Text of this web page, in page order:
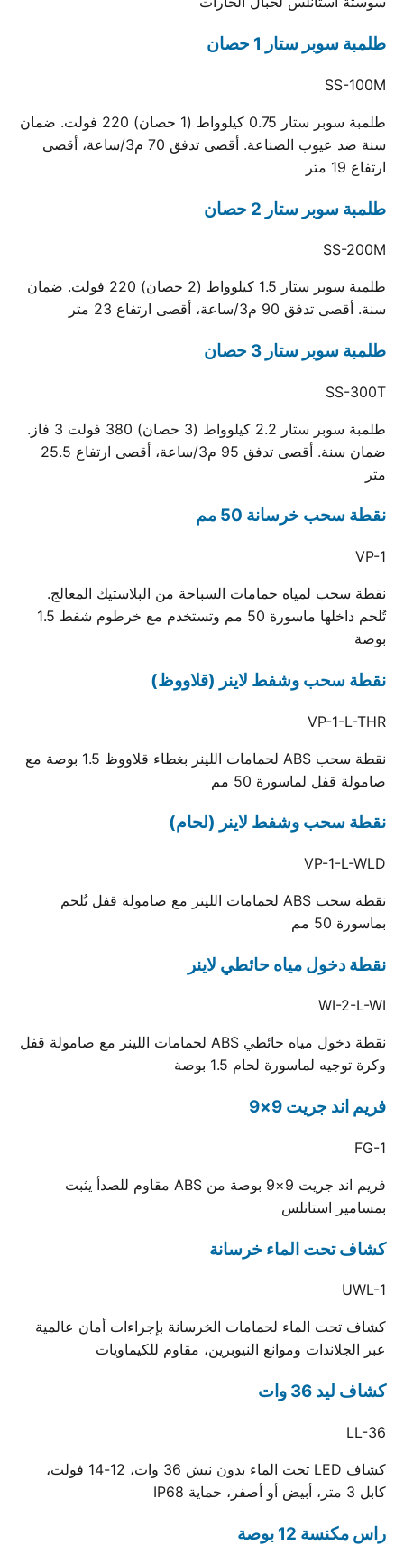
طلمبة سوبر ستار 1 حصان
SS-100M
طلمبة سوبر ستار 0.75 كيلوواط (1 حصان) 220 فولت. ضمان
سنة ضد عيوب الصناعة. أقصى تدفق 70 م3/ساعة، أقصى
ارتفاع 19 متر
طلمبة سوبر ستار 2 حصان
SS-200M
طلمبة سوبر ستار 1.5 كيلوواط (2 حصان) 220 فولت. ضمان
سنة. أقصى تدفق 90 م3/ساعة، أقصى ارتفاع 23 متر
طلمبة سوبر ستار 3 حصان
SS-300T
طلمبة سوبر ستار 2.2 كيلوواط (3 حصان) 380 فولت 3 فاز.
ضمان سنة. أقصى تدفق 95 م3/ساعة، أقصى ارتفاع 25.5
متر
نقطة سحب خرسانة 50 مم
VP-1
نقطة سحب لمياه حمامات السباحة من البلاستيك المعالج.
تُلحم داخلها ماسورة 50 مم وتستخدم مع خرطوم شفط 1.5
بوصة
نقطة سحب وشفط لاينر (قلاووظ)
VP-1-L-THR
نقطة سحب ABS لحمامات اللينر بغطاء قلاووظ 1.5 بوصة مع
صامولة قفل لماسورة 50 مم
نقطة سحب وشفط لاينر (لحام)
VP-1-L-WLD
نقطة سحب ABS لحمامات اللينر مع صامولة قفل تُلحم
بماسورة 50 مم
نقطة دخول مياه حائطي لاينر
WI-2-L-WI
نقطة دخول مياه حائطي ABS لحمامات اللينر مع صامولة قفل
وكرة توجيه لماسورة لحام 1.5 بوصة
فريم اند جريت 9×9
FG-1
فريم اند جريت 9×9 بوصة من ABS مقاوم للصدأ يثبت
بمسامير استانلس
كشاف تحت الماء خرسانة
UWL-1
كشاف تحت الماء لحمامات الخرسانة بإجراءات أمان عالمية
عبر الجلاندات وموانع النيوبرين، مقاوم للكيماويات
كشاف ليد 36 وات
LL-36
كشاف LED تحت الماء بدون نيش 36 وات، 12-14 فولت،
كابل 3 متر، أبيض أو أصفر، حماية IP68
راس مكنسة 12 بوصة